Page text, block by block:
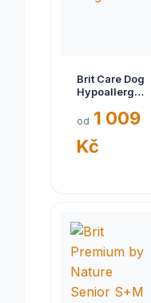
Brit Care Dog
Hypoallergenic
12 kg
od 1 009
Kč